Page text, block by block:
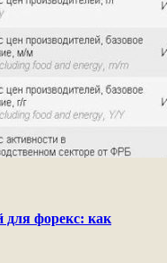
для форекс: как